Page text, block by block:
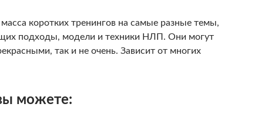
коротких тренингов на самые разные темы,
подходы, модели и техники НЛП. Они могут
так и не очень. Зависит от многих
можете: